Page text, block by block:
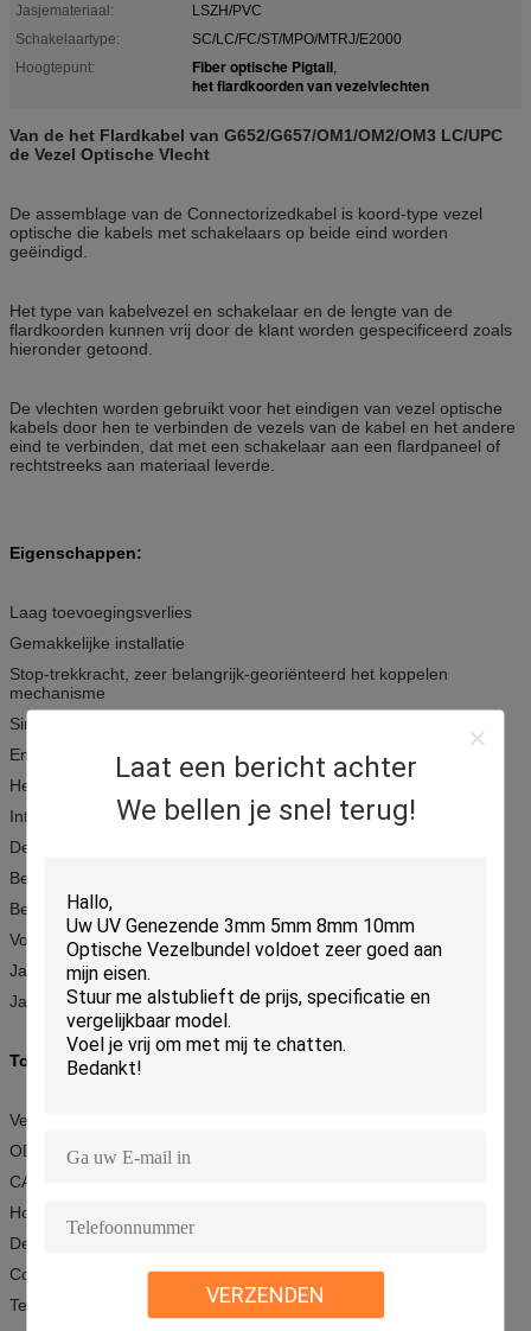
Laat een bericht achter
We bellen je snel terug!
VERZENDEN
Jasjemateriaal:
LSZH/PVC
Schakelaartype:
SC/LC/FC/ST/MPO/MTRJ/E2000
Hoogtepunt:
Fiber optische Pigtail,
het flardkoorden van vezelvlechten
Van de het Flardkabel van G652/G657/OM1/OM2/OM3 LC/UPC
de Vezel Optische Vlecht
De assemblage van de Connectorizedkabel is koord-type vezel
optische die kabels met schakelaars op beide eind worden
geëindigd.
Het type van kabelvezel en schakelaar en de lengte van de
flardkoorden kunnen vrij door de klant worden gespecificeerd zoals
hieronder getoond.
De vlechten worden gebruikt voor het eindigen van vezel optische
kabels door hen te verbinden de vezels van de kabel en het andere
eind te verbinden, dat met een schakelaar aan een flardpaneel of
rechtstreeks aan materiaal leverde.
Eigenschappen:
Laag toevoegingsverlies
Gemakkelijke installatie
Stop-trekkracht, zeer belangrijk-georiënteerd het koppelen
mechanisme
Simplex en Duplex
Enige wijze en Multimode
Het oppoetsen van PC, UPC en APC
Interferential parameters
De hybride flard-koorden zijn op verzoek beschikbaar
Beschikbare Fan-out
Beschikbare vlecht
Volgzaam met Telcordia-gr.-326-KERN
Jasjemateriaal: PVC, LSZH, OFNR, OFNP
Jasjediameter: 0.9mm, 2.00mm of 3.0mm
Toepassing:
Verbinding van optisch transmissiemateriaal
ODF van optisch transmissiesysteem
CATV
Hoog - netwerk van de kwaliteits het grafische transmissie
De transmissienetwerk van hoge snelheidsgegevens
Computernetwerken
Telecommunicatienetwerken